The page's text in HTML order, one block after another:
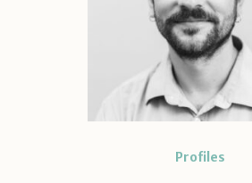
Profiles